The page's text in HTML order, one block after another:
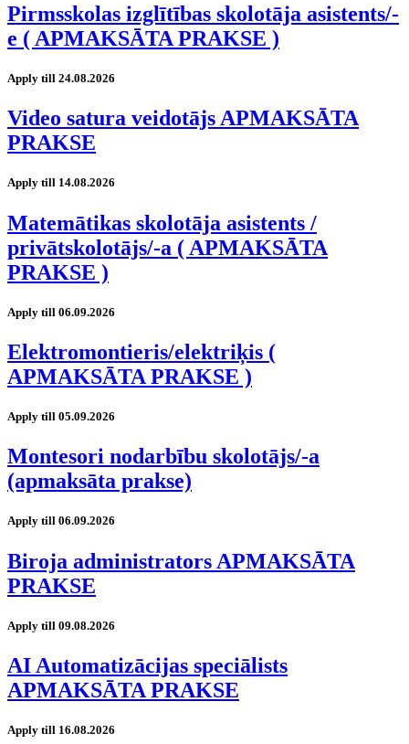
Pirmsskolas izglītības skolotāja asistents/-
e ( APMAKSĀTA PRAKSE )
Apply till 24.08.2026
Video satura veidotājs APMAKSĀTA
PRAKSE
Apply till 14.08.2026
Matemātikas skolotāja asistents /
privātskolotājs/-a ( APMAKSĀTA
PRAKSE )
Apply till 06.09.2026
Elektromontieris/elektriķis (
APMAKSĀTA PRAKSE )
Apply till 05.09.2026
Montesori nodarbību skolotājs/-a
(apmaksāta prakse)
Apply till 06.09.2026
Biroja administrators APMAKSĀTA
PRAKSE
Apply till 09.08.2026
AI Automatizācijas speciālists
APMAKSĀTA PRAKSE
Apply till 16.08.2026